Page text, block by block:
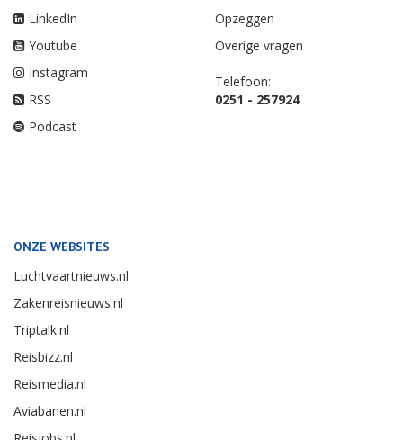
LinkedIn
Youtube
Instagram
RSS
Podcast
Opzeggen
Overige vragen
Telefoon:
0251 - 257924
ONZE WEBSITES
Luchtvaartnieuws.nl
Zakenreisnieuws.nl
Triptalk.nl
Reisbizz.nl
Reismedia.nl
Aviabanen.nl